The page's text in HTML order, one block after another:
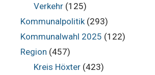
Verkehr(125)
Kommunalpolitik (293)
Kommunalwahl 2025 (122)
Region (457)
Kreis Höxter(423)